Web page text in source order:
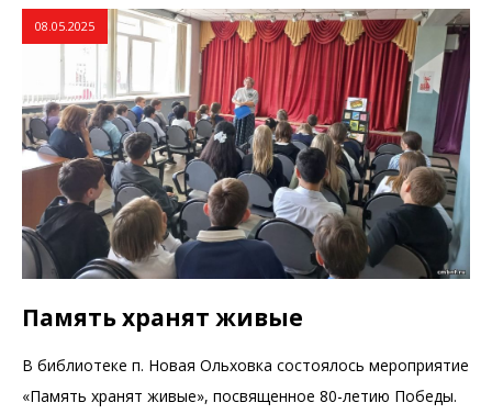
08.05.2025
Память хранят живые
В библиотеке п. Новая Ольховка состоялось мероприятие
«Память хранят живые», посвященное 80-летию Победы.